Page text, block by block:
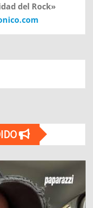
del Rock»